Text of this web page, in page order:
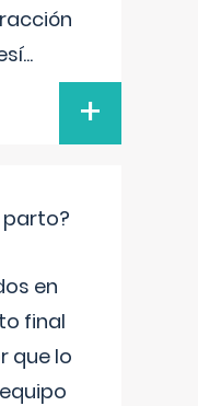
...
+
parto?
en
final
que lo